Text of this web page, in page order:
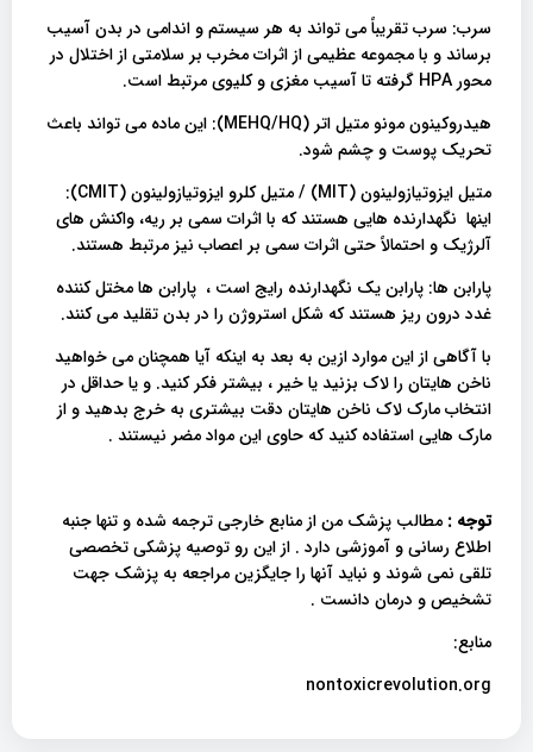
سرب: سرب تقریباً می تواند به هر سیستم و اندامی در بدن آسیب
برساند و با مجموعه عظیمی از اثرات مخرب بر سلامتی از اختلال در
محور HPA گرفته تا آسیب مغزی و کلیوی مرتبط است.
هیدروکینون مونو متیل اتر (MEHQ/HQ): این ماده می تواند باعث
تحریک پوست و چشم شود.
متیل ایزوتیازولینون (MIT) / متیل کلرو ایزوتیازولینون (CMIT):
اینها نگهدارنده هایی هستند که با اثرات سمی بر ریه، واکنش های
آلرژیک و احتمالاً حتی اثرات سمی بر اعصاب نیز مرتبط هستند.
پارابن ها: پارابن یک نگهدارنده رایج است ، پارابن ها مختل کننده
غدد درون ریز هستند که شکل استروژن را در بدن تقلید می کنند.
با آگاهی از این موارد ازین به بعد به اینکه آیا همچنان می خواهید
ناخن هایتان را لاک بزنید یا خیر ، بیشتر فکر کنید. و یا حداقل در
انتخاب مارک لاک ناخن هایتان دقت بیشتری به خرج بدهید و از
مارک هایی استفاده کنید که حاوی این مواد مضر نیستند .
توجه : مطالب پزشک من از منابع خارجی ترجمه شده و تنها جنبه
اطلاع رسانی و آموزشی دارد . از این رو توصیه پزشکی تخصصی
تلقی نمی شوند و نباید آنها را جایگزین مراجعه به پزشک جهت
تشخیص و درمان دانست .
منابع:
nontoxicrevolution.org